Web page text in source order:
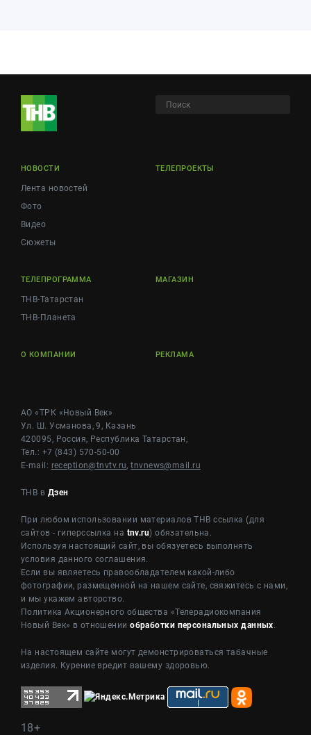
НОВОСТИ
Лента новостей
Фото
Видео
Сюжеты
ТЕЛЕПРОЕКТЫ
ТЕЛЕПРОГРАММА
ТНВ-Татарстан
ТНВ-Планета
МАГАЗИН
О КОМПАНИИ РЕКЛАМА
АО «ТРК «Новый Век»
Ул. Ш. Усманова, 9, Казань
420095, Россия, Республика Татарстан,
Тел.: +7 (843) 570-50-00
E-mail: reception@tnvtv.ru,tnvnews@mail.ru
ТНВ в Дзен
При любом использовании материалов ТНВ ссылка (для
сайтов - гиперссылка на tnv.ru) обязательна.
Используя настоящий сайт, вы обязуетесь выполнять
условия данного соглашения.
Если вы являетесь правообладателем какой-либо
фотографии, размещенной на нашем сайте, свяжитесь с нами,
и мы укажем авторство.
Политика Акционерного общества «Телерадиокомпания
Новый Век» в отношенииобработки персональных данных.
На настоящем сайте могут демонстрироваться табачные
изделия. Курение вредит вашему здоровью.
18+